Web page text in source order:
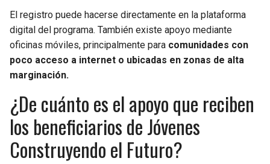
El registro puede hacerse directamente en la plataforma
digital del programa. También existe apoyo mediante
oficinas móviles, principalmente para comunidades con
poco acceso a internet o ubicadas en zonas de alta
marginación.
¿De cuánto es el apoyo que reciben
los beneficiarios de Jóvenes
Construyendo el Futuro?